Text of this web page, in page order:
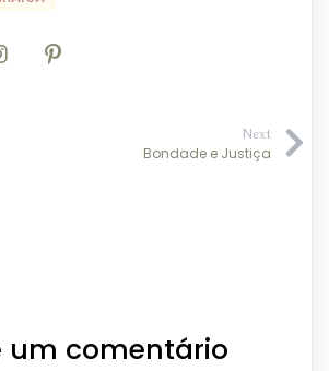
Next
Bondade e Justiça
um comentário